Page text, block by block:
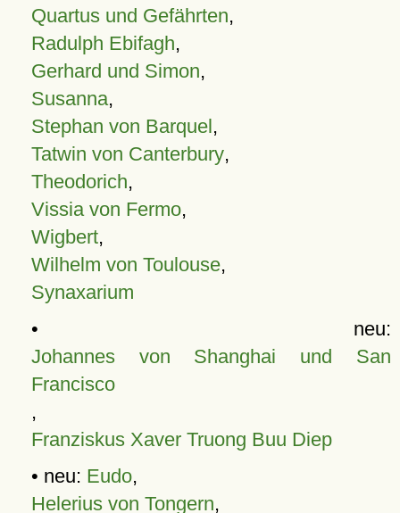
Quartus und Gefährten,
Radulph Ebifagh,
Gerhard und Simon,
Susanna,
Stephan von Barquel,
Tatwin von Canterbury,
Theodorich,
Vissia von Fermo,
Wigbert,
Wilhelm von Toulouse,
Synaxarium
• neu:
Johannes von Shanghai und San
Francisco
,
Franziskus Xaver Truong Buu Diep
• neu: Eudo,
Helerius von Tongern,